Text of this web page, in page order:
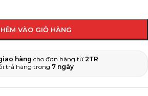
VÀO GIỎ HÀNG
hàng cho đơn hàng từ 2TR
trả hàng trong 7 ngày